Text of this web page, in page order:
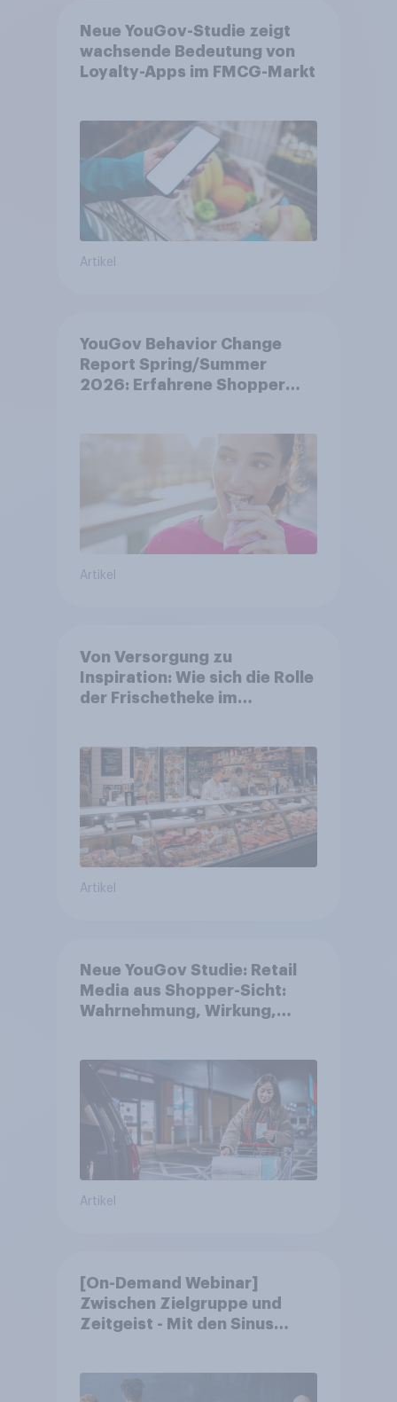
Neue YouGov-Studie zeigt
wachsende Bedeutung von
Loyalty-Apps im FMCG-Markt
Artikel
YouGov Behavior Change
Report Spring/Summer
2026: Erfahrene Shopper
Artikel
Von Versorgung zu
Inspiration: Wie sich die Rolle
der Frischetheke im
Artikel
Neue YouGov Studie: Retail
Media aus Shopper-Sicht:
Wahrnehmung, Wirkung,
Artikel
[On-Demand Webinar]
Zwischen Zielgruppe und
Zeitgeist - Mit den Sinus